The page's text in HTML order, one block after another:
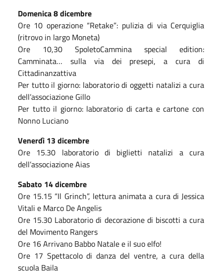
Domenica 8 dicembre
Ore 10 operazione “Retake”: pulizia di via Cerquiglia
(ritrovo in largo Moneta)
Ore 10,30 SpoletoCammina special edition:
Camminata… sulla via dei presepi, a cura di
Cittadinanzattiva
Per tutto il giorno: laboratorio di oggetti natalizi a cura
dell’associazione Gillo
Per tutto il giorno: laboratorio di carta e cartone con
Nonno Luciano
Venerdì 13 dicembre
Ore 15.30 laboratorio di biglietti natalizi a cura
dell’associazione Aias
Sabato 14 dicembre
Ore 15.15 “Il Grinch”, lettura animata a cura di Jessica
Vitali e Marco De Angelis
Ore 15.30 Laboratorio di decorazione di biscotti a cura
del Movimento Rangers
Ore 16 Arrivano Babbo Natale e il suo elfo!
Ore 17 Spettacolo di danza del ventre, a cura della
scuola Baila